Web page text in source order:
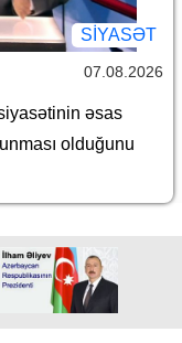
SİYASƏT
07.08.2026
əsas
olduğunu